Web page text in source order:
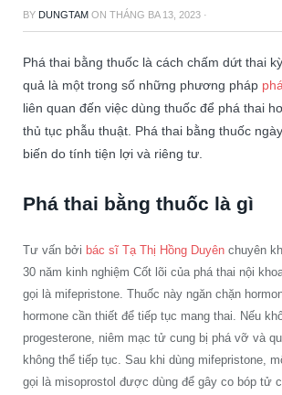
BY DUNGTAM ON THÁNG BA 13, 2023 ·
Phá thai bằng thuốc là cách chấm dứt thai
quả là một trong số những phương pháp
liên quan đến việc dùng thuốc để phá thai
thủ tục phẫu thuật. Phá thai bằng thuốc
biến do tính tiện lợi và riêng tư.
Phá thai bằng thuốc là gì
Tư vấn bởi bác sĩ Tạ Thị Hồng Duyên chuyên
30 năm kinh nghiệm Cốt lõi của phá thai nội
gọi là mifepristone. Thuốc này ngăn chặn
hormone cần thiết để tiếp tục mang thai. Nếu
progesterone, niêm mạc tử cung bị phá vỡ và
không thể tiếp tục. Sau khi dùng mifepristone,
gọi là misoprostol được dùng để gây co bóp tử